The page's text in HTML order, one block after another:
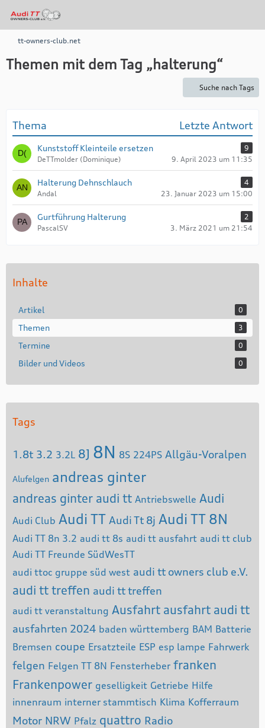
tt-owners-club.net
Themen mit dem Tag „halterung“
Suche nach Tags
Thema Letzte Antwort
Kunststoff Kleinteile ersetzen
9
DeTTmolder (Dominique)
9. April 2023 um 11:35
Halterung Dehnschlauch
4
Andal
23. Januar 2023 um 15:00
Gurtführung Halterung
2
PascalSV
3. März 2021 um 21:54
Inhalte
Artikel 0
Themen 3
Termine 0
Bilder und Videos 0
Tags
1.8t 3.2 3.2L 8J 8N 8S 224PS Allgäu-Voralpen
Alufelgen andreas ginter
andreas ginter audi tt Antriebswelle Audi
Audi Club Audi TT Audi Tt 8j Audi TT 8N
Audi TT 8n 3.2 audi tt 8s audi tt ausfahrt audi tt club
Audi TT Freunde SüdWesTT
audi ttoc gruppe süd west audi tt owners club e.V.
audi tt treffen audi tt treffen
audi tt veranstaltung Ausfahrt ausfahrt audi tt
ausfahrten 2024 baden württemberg BAM Batterie
Bremsen coupe Ersatzteile ESP esp lampe Fahrwerk
felgen Felgen TT 8N Fensterheber franken
Frankenpower geselligkeit Getriebe Hilfe
innenraum interner stammtisch Klima Kofferraum
Motor NRW Pfalz quattro Radio